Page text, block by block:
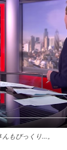
もびっくり…。